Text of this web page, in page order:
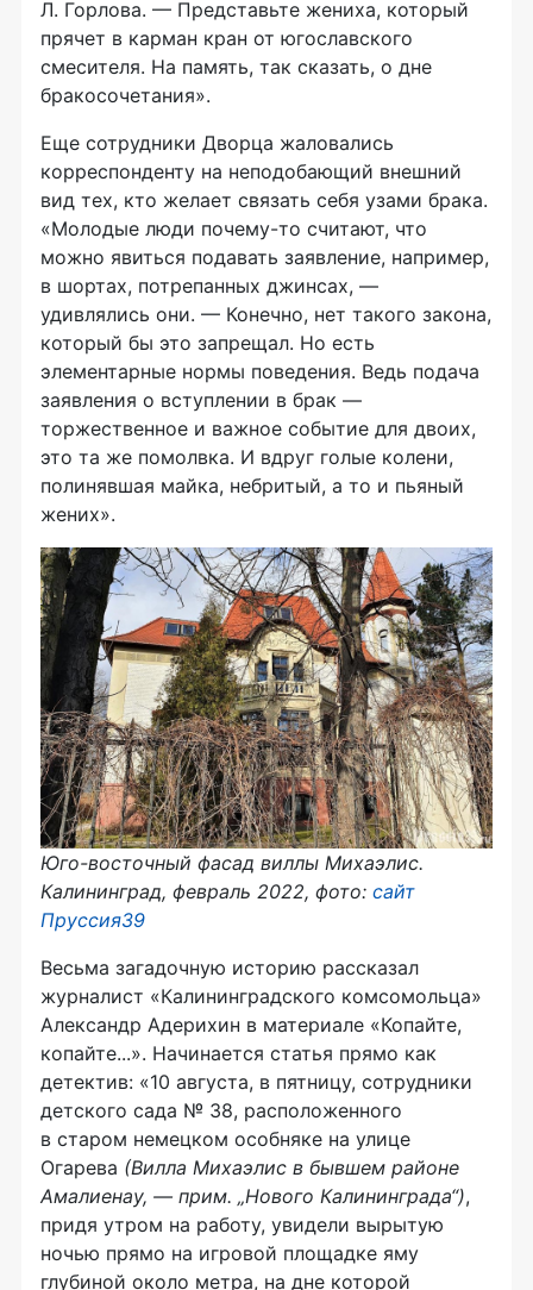
Л. Горлова. — Представьте жениха, который
прячет в карман кран от югославского
смесителя. На память, так сказать, о дне
бракосочетания».
Еще сотрудники Дворца жаловались
корреспонденту на неподобающий внешний
вид тех, кто желает связать себя узами брака.
«Молодые люди почему-то считают, что
можно явиться подавать заявление, например,
в шортах, потрепанных джинсах, —
удивлялись они. — Конечно, нет такого закона,
который бы это запрещал. Но есть
элементарные нормы поведения. Ведь подача
заявления о вступлении в брак —
торжественное и важное событие для двоих,
это та же помолвка. И вдруг голые колени,
полинявшая майка, небритый, а то и пьяный
жених».
Юго-восточный фасад виллы Михаэлис.
Калининград, февраль 2022, фото: сайт
Пруссия39
Весьма загадочную историю рассказал
журналист «Калининградского комсомольца»
Александр Адерихин в материале «Копайте,
копайте...». Начинается статья прямо как
детектив: «10 августа, в пятницу, сотрудники
детского сада № 38, расположенного
в старом немецком особняке на улице
Огарева (Вилла Михаэлис в бывшем районе
Амалиенау, — прим. „Нового Калининграда“),
придя утром на работу, увидели вырытую
ночью прямо на игровой площадке яму
глубиной около метра, на дне которой